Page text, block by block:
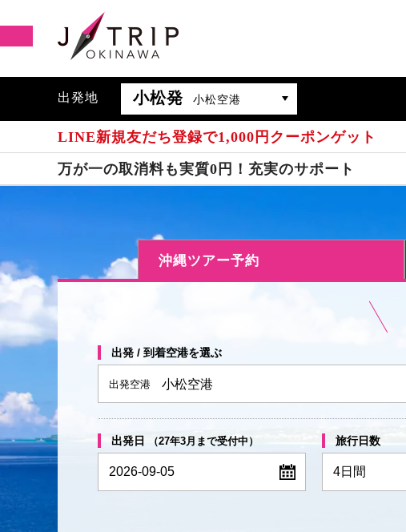
出発地 小松発 小松空港
LINE新規友だち登録で1,000円クーポンゲット
万が一の取消料も実質0円！充実のサポート
沖縄ツアー予約
出発日 （27年3月まで受付中）
2026-09-05
旅行日数
出発 / 到着空港を選ぶ
出発空港 小松空港